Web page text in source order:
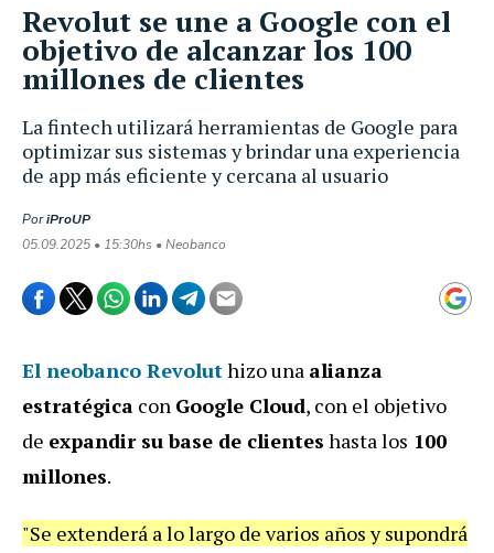
La fintech utilizará herramientas de Google para
optimizar sus sistemas y brindar una experiencia
de app más eficiente y cercana al usuario
PoriProUP
05.09.2025 • 15:30hs • Neobanco
Revolut se une a Google con el
objetivo de alcanzar los 100
millones de clientes
El neobanco Revoluthizo una alianza
estratégica con Google Cloud, con el objetivo
de expandir su base de clientes hasta los 100
millones.
"Se extenderá a lo largo de varios años y supondrá